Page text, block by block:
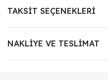
TAKSIT SEÇENEKLERI
NAKLIYE VE TESLIMAT